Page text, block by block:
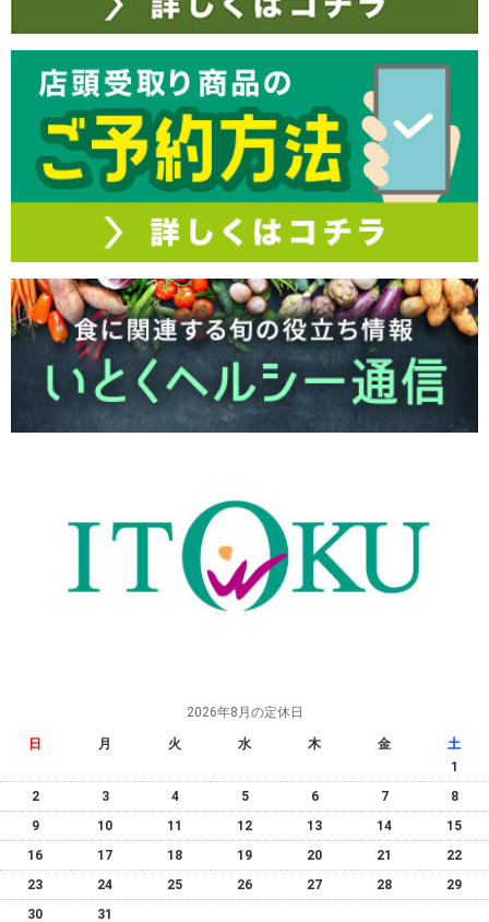
2026年8月の定休日
日 月 火 水 木 金
土
1
2
3 4 5 6 7
8
9
10 11 12 13 14
15
16
17 18 19 20 21
22
23
24 25 26 27 28
29
30
31